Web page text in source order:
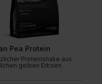
Pea Protein
Proteinshake aus
gelben Erbsen.